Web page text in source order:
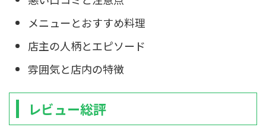
メニューとおすすめ料理
店主の人柄とエピソード
雰囲気と店内の特徴
レビュー総評